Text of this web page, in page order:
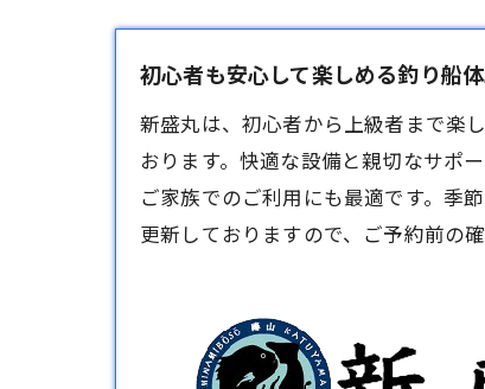
初心者も安心して楽しめる釣り船
新盛丸は、初心者から上級者まで楽
おります。快適な設備と親切なサポ
ご家族でのご利用にも最適です。季
更新しておりますので、ご予約前の